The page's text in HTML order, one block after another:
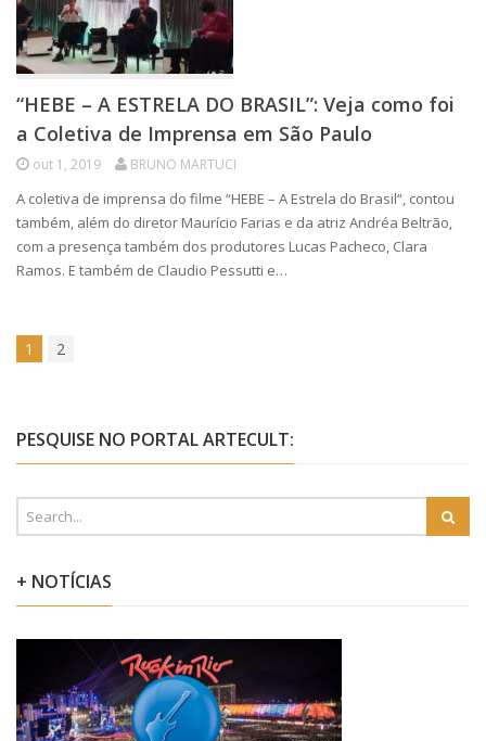
“HEBE – A ESTRELA DO BRASIL”: Veja como foi
a Coletiva de Imprensa em São Paulo
out 1, 2019 BRUNO MARTUCI
A coletiva de imprensa do filme “HEBE – A Estrela do Brasil“, contou
também, além do diretor Maurício Farias e da atriz Andréa Beltrão,
com a presença também dos produtores Lucas Pacheco, Clara
Ramos. E também de Claudio Pessutti e…
1 2
PESQUISE NO PORTAL ARTECULT:
+ NOTÍCIAS